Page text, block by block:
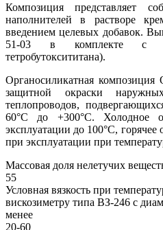
Композиция представляет
наполнителей в растворе
введением целевых добавок.
51-03 в комплекте с
тетробутоксититана).
Органосиликатная
защитной окраски
теплопроводов,
60°C до +300°C. Холодное
эксплуатации до 100°C,
при эксплуатации при
Массовая доля нелетучих
55
Условная вязкость при
вискозиметру типа ВЗ-246 с
менее
20-60